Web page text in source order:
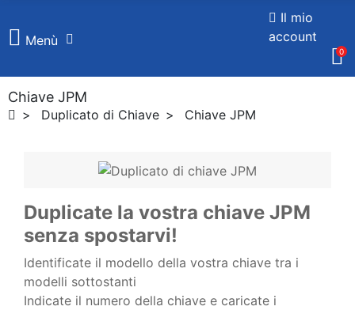
Menù
Il mio
account
0
Chiave JPM
Duplicato di Chiave Chiave JPM
Duplicate la vostra chiave JPM
senza spostarvi!
Identificate il modello della vostra chiave tra i
modelli sottostanti
Indicate il numero della chiave e caricate i